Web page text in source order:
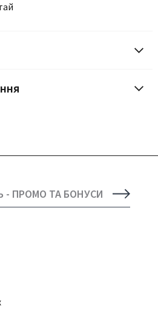
- ПРОМО ТА БОНУСИ